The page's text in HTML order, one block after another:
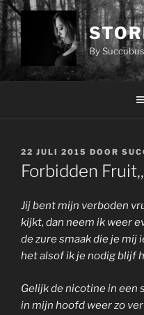
Ga
naar
de
inhoud
By Succubus
GEPLAATST
OP
22 JULI 2015 DOOR
Forbidden
Jij bent mijn verboden
kijkt, dan neem ik weer
de zure smaak die je
het alsof ik je nodig blijf
Gelijk de nicotine in een
in mijn hoofd weer zo